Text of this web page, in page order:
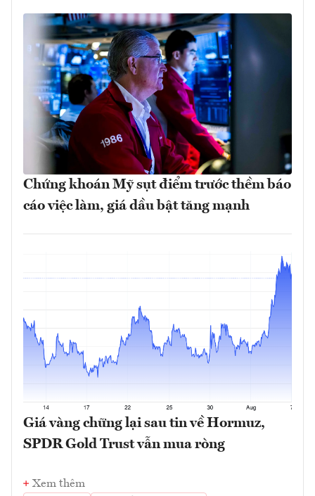
Chứng khoán Mỹ sụt điểm trước thềm báo
cáo việc làm, giá dầu bật tăng mạnh
Giá vàng chững lại sau tin về Hormuz,
SPDR Gold Trust vẫn mua ròng
Xem thêm